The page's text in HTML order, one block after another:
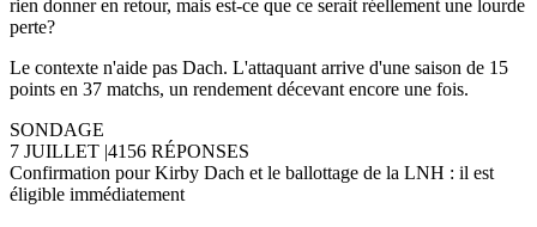
rien donner en retour, mais est-ce que ce serait réellement une lourde
perte?
Le contexte n'aide pas Dach. L'attaquant arrive d'une saison de 15
points en 37 matchs, un rendement décevant encore une fois.
SONDAGE
7 JUILLET |4156 RÉPONSES
Confirmation pour Kirby Dach et le ballottage de la LNH : il est
éligible immédiatement